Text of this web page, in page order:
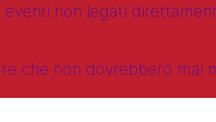
non legati
che non dovrebbero mai